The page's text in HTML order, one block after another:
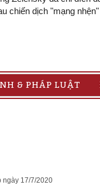
chiến dịch "mạng
& PHÁP LUẬT
ngày 17/7/2020